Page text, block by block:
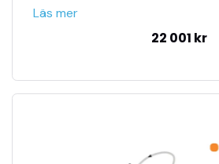
Pit Lane Walk
Tillgång till jour 24h
Biljetter mejlas till dig
Läs mer
22 001 kr